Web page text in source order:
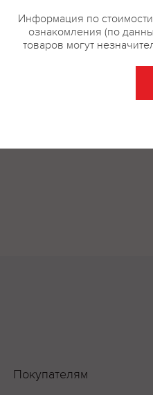
Покупателям
Информация по
ознакомления (по
товаров могут